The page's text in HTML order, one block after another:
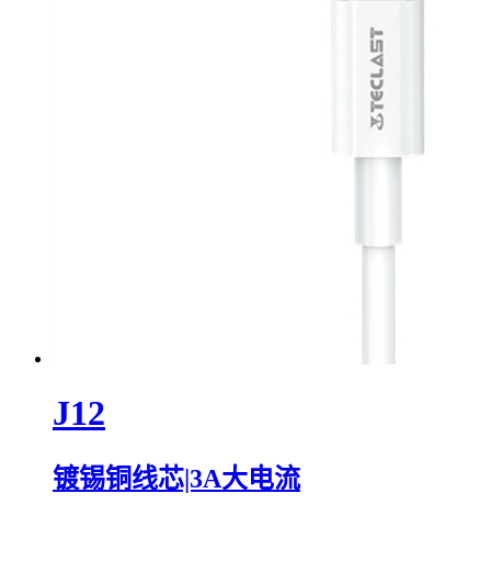
J12
镀锡铜线芯|3A大电流